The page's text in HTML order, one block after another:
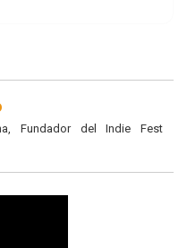
Fundador del Indie Fest